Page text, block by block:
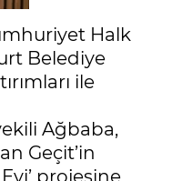
Halk
Belediye
ile
Ağbaba,
Geçit’in